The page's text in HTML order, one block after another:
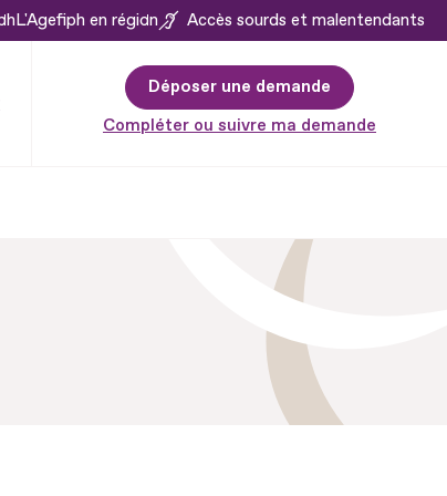
L'Agefiph en région Accès sourds et malentendants
Déposer une demande
Compléter ou suivre ma demande